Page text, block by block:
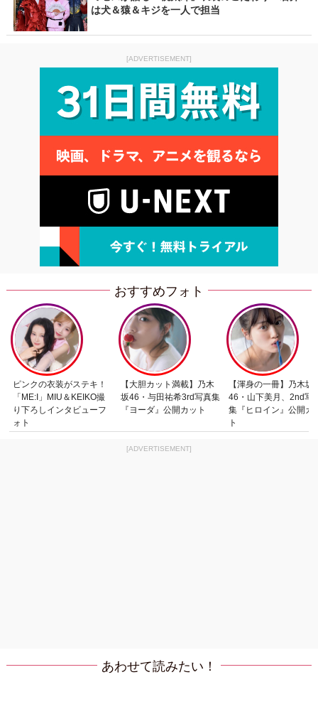
は犬＆猿＆キジを一人で担当
[ADVERTISEMENT]
おすすめフォト
ピンクの衣装がステキ！
「ME:I」MIU＆KEIKO撮
り下ろしインタビューフ
ォト
【大胆カット満載】乃木
坂46・与田祐希3rd写真集
『ヨーダ』公開カット
【渾身の一冊】乃木坂
46・山下美月、2nd写
集『ヒロイン』公開カ
ト
[ADVERTISEMENT]
あわせて読みたい！